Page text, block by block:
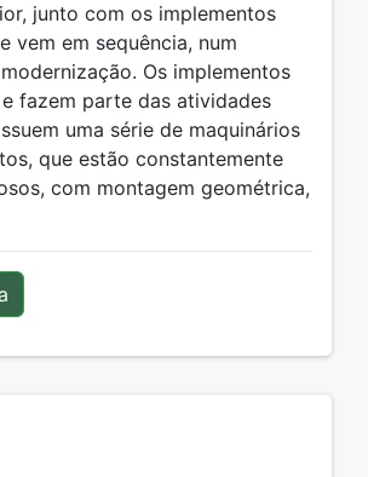
junto com os implementos
vem em sequência, num
Os implementos
fazem parte das atividades
uma série de maquinários
que estão constantemente
com montagem geométrica,